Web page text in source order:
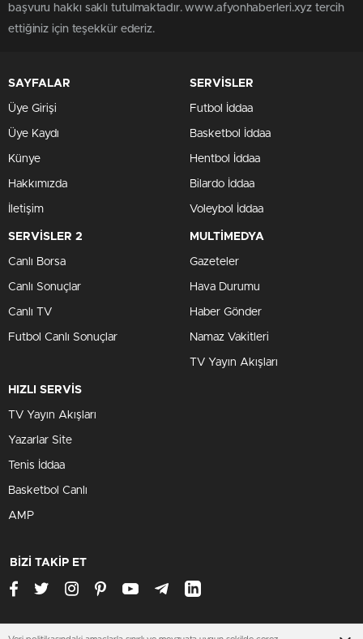
başvuru hakkı saklı tutulmaktadır. www.afyonhaberleri.xyz tercih
ettiğiniz için teşekkür ederiz.
SAYFALAR
Üye Girişi
Üye Kaydı
Künye
Hakkımızda
İletişim
SERVİSLER
Futbol İddaa
Basketbol İddaa
Hentbol İddaa
Bilardo İddaa
Voleybol İddaa
SERVİSLER 2
Canlı Borsa
Canlı Sonuçlar
Canlı TV
Futbol Canlı Sonuçlar
MULTİMEDYA
Gazeteler
Hava Durumu
Haber Gönder
Namaz Vakitleri
TV Yayın Akışları
HIZLI SERVİS
TV Yayın Akışları
Yazarlar Site
Tenis İddaa
Basketbol Canlı
AMP
BİZİ TAKİP ET